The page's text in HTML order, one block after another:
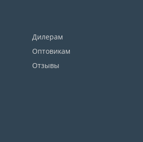
Дилерам
Оптовикам
Отзывы